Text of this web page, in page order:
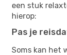
een stuk
hierop:
Pas je
Soms kan het